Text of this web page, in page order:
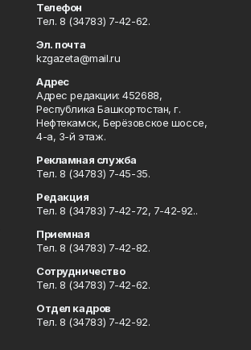
Телефон
Тел. 8 (34783) 7-42-62.
Эл. почта
kzgazeta@mail.ru
Адрес
Адрес редакции: 452688,
Республика Башкортостан, г.
Нефтекамск, Берёзовское шоссе,
4-а, 3-й этаж.
Рекламная служба
Тел. 8 (34783) 7-45-35.
Редакция
Тел. 8 (34783) 7-42-72, 7-42-92..
Приемная
Тел. 8 (34783) 7-42-82.
Сотрудничество
Тел. 8 (34783) 7-42-62.
Отдел кадров
Тел. 8 (34783) 7-42-92.